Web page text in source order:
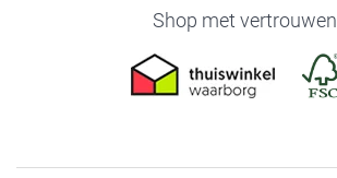
Shop met vertrouwen